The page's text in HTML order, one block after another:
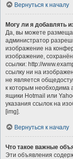
Вернуться к началу
Могу ли я добавлять
Да, вы можете
администратор
изображение на
изображение,
ссылки: http://
ссылку ни на
не является
к которым необходима
ящики Hotmail или
указания ссылок на
[img].
Вернуться к началу
Что такое важные
Эти объявления